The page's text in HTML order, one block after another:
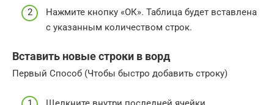
Нажмите кнопку «ОК». Таблица будет вставлена ​​
с указанным количеством строк.
Вставить новые строки в ворд
Первый Способ (Чтобы быстро добавить строку)